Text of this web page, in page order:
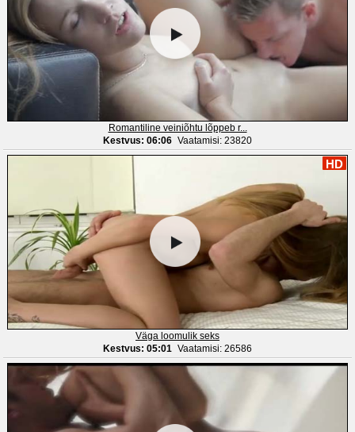
Romantiline veiniõhtu lõppeb r...
Kestvus: 06:06 Vaatamisi: 23820
HD
Väga loomulik seks
Kestvus: 05:01 Vaatamisi: 26586